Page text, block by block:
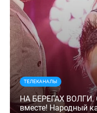
ТЕЛЕКАНАЛЫ
НА БЕРЕГАХ ВОЛГИ.
вместе! Народный